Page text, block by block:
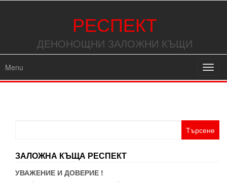
РЕСПЕКТ
ДЕНОНОЩНИ ЗАЛОЖНИ КЪЩИ
Menu
ЗАЛОЖНА КЪЩА РЕСПЕКТ
УВАЖЕНИЕ И ДОВЕРИЕ !